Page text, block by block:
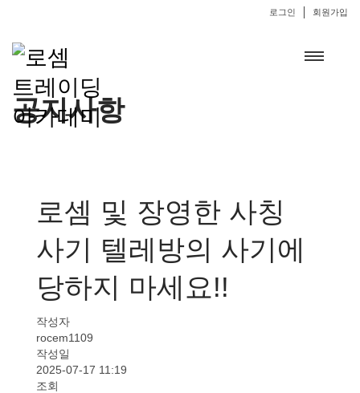
로그인 회원가입
공지사항
로셈 및 장영한 사칭
사기 텔레방의 사기에
당하지 마세요!!
작성자
rocem1109
작성일
2025-07-17 11:19
조회